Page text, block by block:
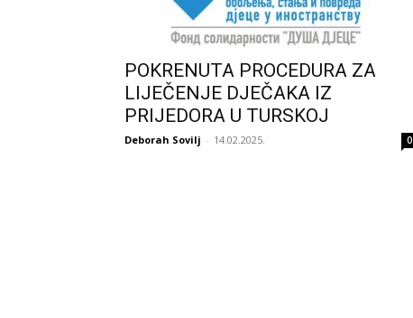
POKRENUTA PROCEDURA ZA
LIJEČENJE DJEČAKA IZ
PRIJEDORA U TURSKOJ
Deborah Sovilj - 14.02.2025. 0